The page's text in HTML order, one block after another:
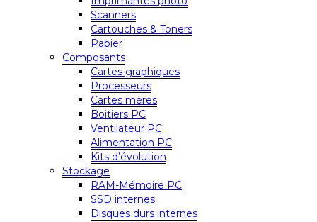
Scanners
Cartouches & Toners
Papier
Composants
Cartes graphiques
Processeurs
Cartes mères
Boitiers PC
Ventilateur PC
Alimentation PC
Kits d’évolution
Stockage
RAM-Mémoire PC
SSD internes
Disques durs internes